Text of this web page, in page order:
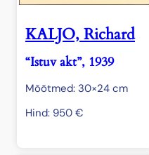
KALJO, Richard
“Istuv akt”, 1939
Mõõtmed: 30×24 cm
Hind: 950 €